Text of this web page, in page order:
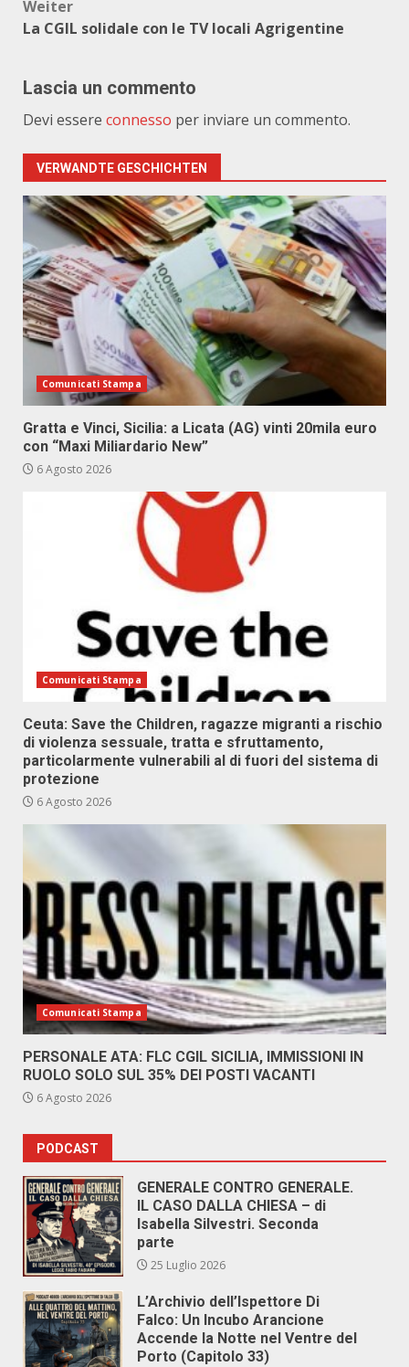
Weiter
La CGIL solidale con le TV locali Agrigentine
Lascia un commento
Devi essere connesso per inviare un commento.
VERWANDTE GESCHICHTEN
Comunicati Stampa
Gratta e Vinci, Sicilia: a Licata (AG) vinti 20mila euro
con “Maxi Miliardario New”
6 Agosto 2026
Comunicati Stampa
Ceuta: Save the Children, ragazze migranti a rischio
di violenza sessuale, tratta e sfruttamento,
particolarmente vulnerabili al di fuori del sistema di
protezione
6 Agosto 2026
Comunicati Stampa
PERSONALE ATA: FLC CGIL SICILIA, IMMISSIONI IN
RUOLO SOLO SUL 35% DEI POSTI VACANTI
6 Agosto 2026
PODCAST
GENERALE CONTRO GENERALE.
IL CASO DALLA CHIESA – di
Isabella Silvestri. Seconda
parte
25 Luglio 2026
L’Archivio dell’Ispettore Di
Falco: Un Incubo Arancione
Accende la Notte nel Ventre del
Porto (Capitolo 33)